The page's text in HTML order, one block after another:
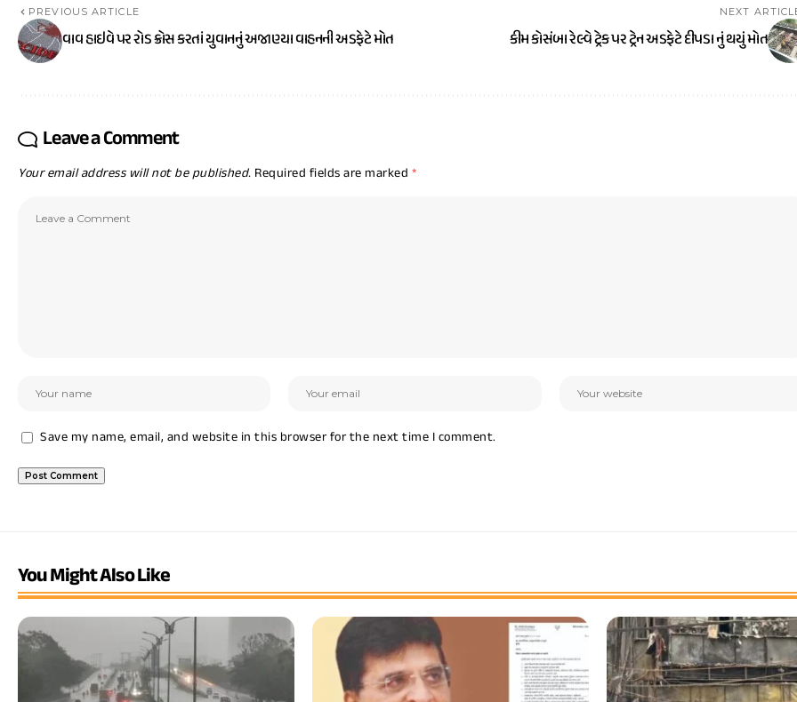
PREVIOUS ARTICLE
વાવ હાઇવે પર રોડ ક્રોસ કરતાં યુવાનનું અજાણ્યા વાહનની અડફેટે મોત
NEXT
કીમ કોસંબા રેલ્વે ટ્રેક પર ટ્રેન અડફેટે દીપડા નું થયું મોત
Leave a Comment
Your email address will not be published. Required fields are marked *
Save my name, email, and website in this browser for the next time I comment.
You Might Also Like